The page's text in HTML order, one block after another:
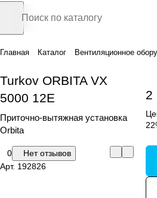
Главная Каталог Вентиляционное
Turkov ORBITA VX
5000 12E
Приточно-вытяжная установка
Orbita
0
Нет отзывов
Арт. 192826
2